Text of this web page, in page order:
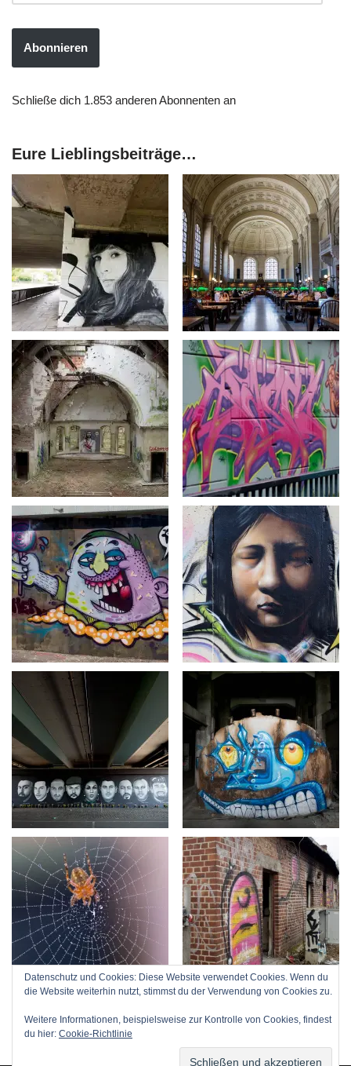
Abonnieren
Schließe dich 1.853 anderen Abonnenten an
Eure Lieblingsbeiträge…
Datenschutz und Cookies: Diese Website verwendet Cookies. Wenn du
die Website weiterhin nutzt, stimmst du der Verwendung von Cookies zu.
Weitere Informationen, beispielsweise zur Kontrolle von Cookies, findest
du hier: Cookie-Richtlinie